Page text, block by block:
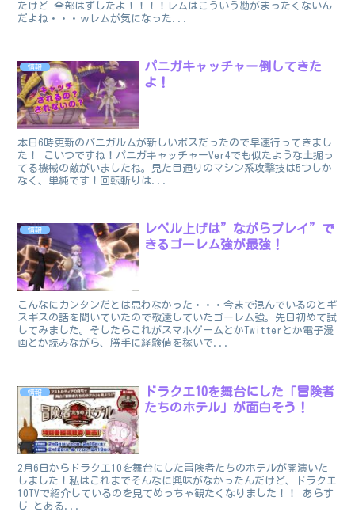
たけど 全部はずしたよ！！！！レムはこういう勘がまったくないん
だよね・・・ｗレムが気になった...
情報
パニガキャッチャー倒してきた
よ！
本日6時更新のパニガルムが新しいボスだったので早速行ってきまし
た！ こいつですね！パニガキャッチャーVer4でも似たような土掘っ
てる機械の敵がいましたね。見た目通りのマシン系攻撃技は5つしか
なく、単純です！回転斬りは...
情報
レベル上げは”ながらプレイ”で
きるゴーレム強が最強！
こんなにカンタンだとは思わなかった・・・今まで混んでいるのとギ
スギスの話を聞いていたので敬遠していたゴーレム強。先日初めて試
してみました。そしたらこれがスマホゲームとかTwitterとか電子漫
画とか読みながら、勝手に経験値を稼いで...
情報
ドラクエ10を舞台にした「冒険者
たちのホテル」が面白そう！
2月6日からドラクエ10を舞台にした冒険者たちのホテルが開演いた
しました！私はこれまでそんなに興味がなかったんだけど、ドラクエ
10TVで紹介しているのを見てめっちゃ観たくなりました！！ あらす
じ とある...